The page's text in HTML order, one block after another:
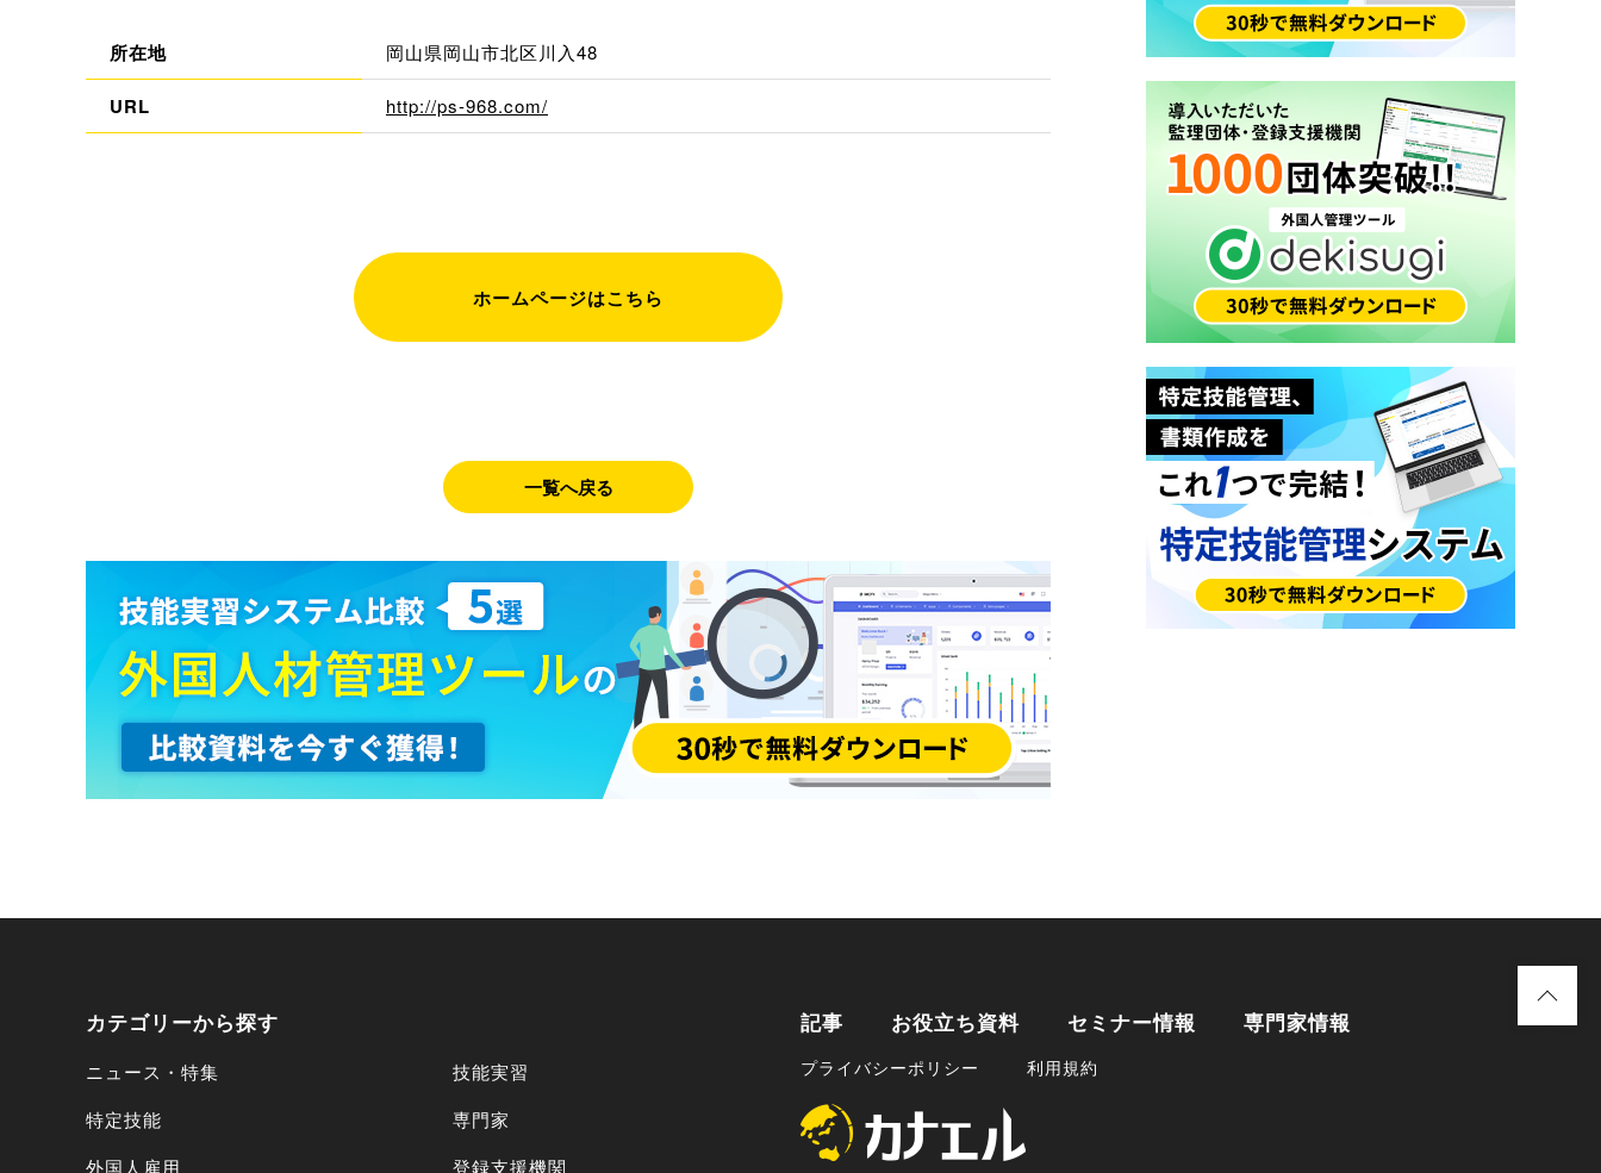
所在地 岡山県岡山市北区川入48
URL http://ps-968.com/
ホームページはこちら
一覧へ戻る
カテゴリーから探す
ニュース・特集
技能実習
特定技能
専門家
外国人雇用
登録支援機関
記事 お役立ち資料 セミナー情報 専門家情報
プライバシーポリシー 利用規約